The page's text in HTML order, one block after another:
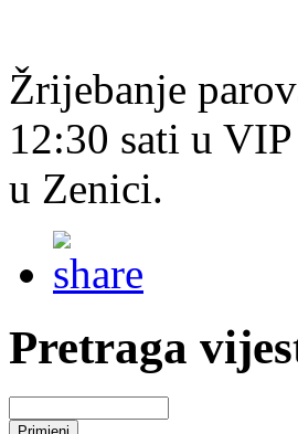
Žrijebanje
12:30 sati u
u Zenici.
Pretraga